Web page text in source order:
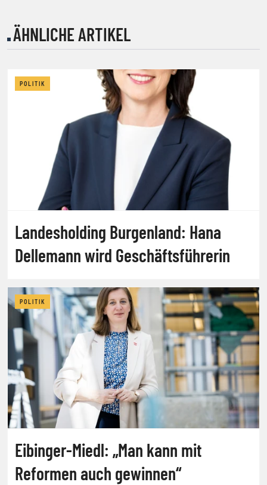
ÄHNLICHE ARTIKEL
POLITIK
Landesholding Burgenland: Hana
Dellemann wird Geschäftsführerin
POLITIK
Eibinger-Miedl: „Man kann mit
Reformen auch gewinnen“